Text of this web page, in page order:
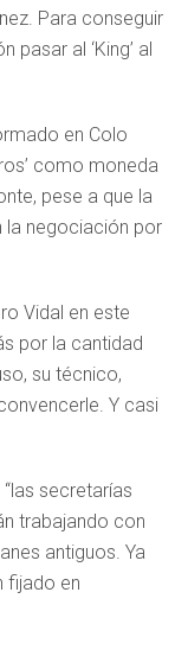
Para conseguir
pasar al ‘King’ al
en Colo
como moneda
pese a que la
la negociación por
Vidal en este
por la cantidad
su técnico,
Y casi
secretarías
trabajando con
antiguos. Ya
fijado en